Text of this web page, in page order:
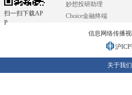
扫一扫下载AP
P
妙想投研助理
Choice金融终端
信息网络传播
沪ICP
关于我们